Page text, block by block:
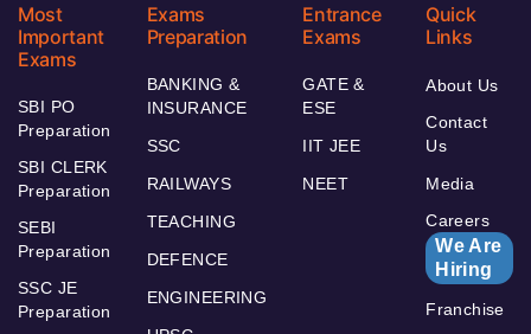
Most
Important
Exams
SBI PO
Preparation
SBI CLERK
Preparation
SEBI
Preparation
SSC JE
Preparation
Exams
Preparation
BANKING &
INSURANCE
SSC
RAILWAYS
TEACHING
DEFENCE
ENGINEERING
Entrance
Exams
GATE &
ESE
IIT JEE
NEET
Quick
Links
About Us
Contact
Us
Media
Careers
We Are
Hiring
Franchise